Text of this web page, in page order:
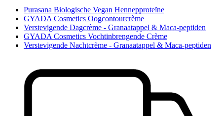
Purasana Biologische Vegan Hennepproteïne
GYADA Cosmetics Oogcontourcrème
Verstevigende Dagcrème - Granaatappel & Maca-peptiden
GYADA Cosmetics Vochtinbrengende Crème
Verstevigende Nachtcrème - Granaatappel & Maca-peptiden